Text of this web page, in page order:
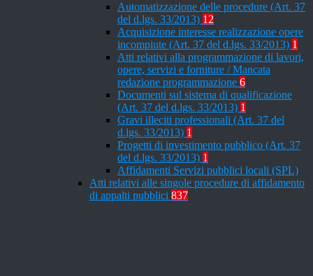
Automatizzazione delle procedure (Art. 37
del d.lgs. 33/2013) 12
Acquisizione interesse realizzazione opere
incompiute (Art. 37 del d.lgs. 33/2013) 1
Atti relativi alla programmazione di lavori,
opere, servizi e forniture / Mancata
redazione programmazione 6
Documenti sul sistema di qualificazione
(Art. 37 del d.lgs. 33/2013) 1
Gravi illeciti professionali (Art. 37 del
d.lgs. 33/2013) 1
Progetti di investimento pubblico (Art. 37
del d.lgs. 33/2013) 1
Affidamenti Servizi pubblici locali (SPL)
Atti relativi alle singole procedure di affidamento
di appalti pubblici 837